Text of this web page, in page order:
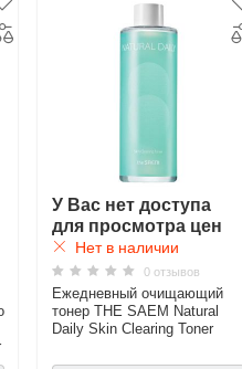
У Вас нет доступа
для просмотра цен
Нет в наличии
0 отзывов
Ежедневный очищающий
тонер THE SAEM Natural
Daily Skin Clearing Toner